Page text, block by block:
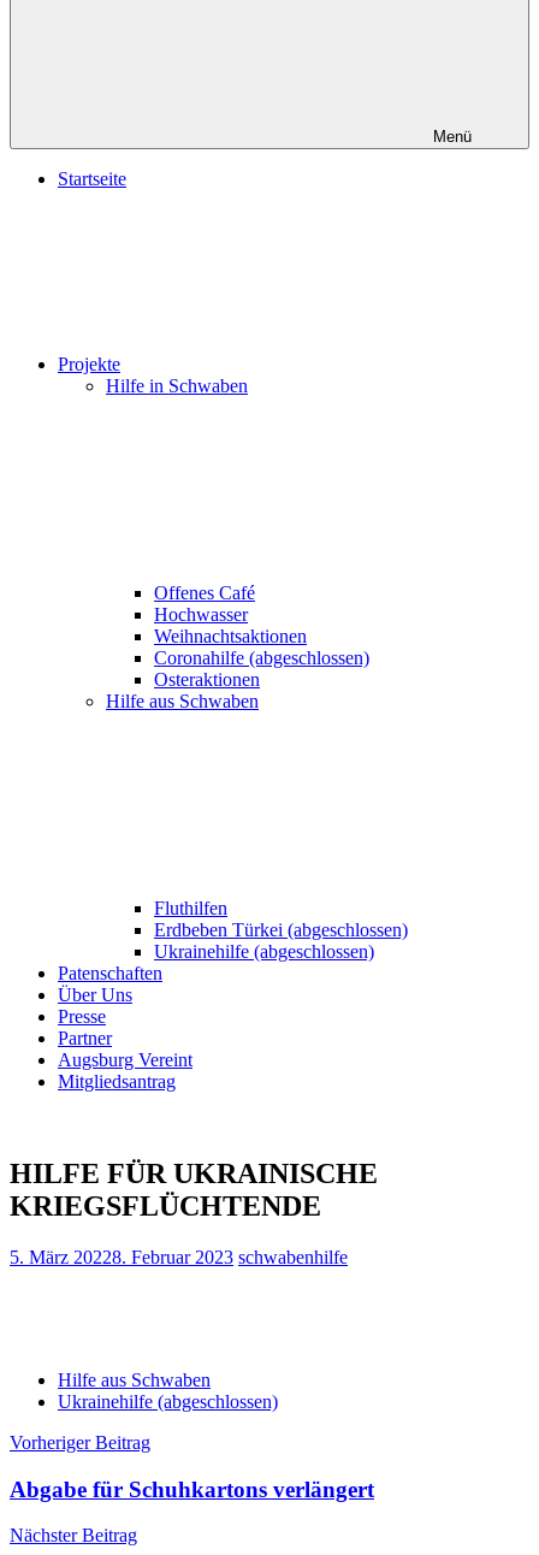
Menü
Startseite
Projekte
Hilfe in Schwaben
Offenes Café
Hochwasser
Weihnachtsaktionen
Coronahilfe (abgeschlossen)
Osteraktionen
Hilfe aus Schwaben
Fluthilfen
Erdbeben Türkei (abgeschlossen)
Ukrainehilfe (abgeschlossen)
Patenschaften
Über Uns
Presse
Partner
Augsburg Vereint
Mitgliedsantrag
HILFE FÜR UKRAINISCHE
KRIEGSFLÜCHTENDE
5. März 20228. Februar 2023 schwabenhilfe
Hilfe aus Schwaben
Ukrainehilfe (abgeschlossen)
Beitragsnavigation
Vorheriger Beitrag
Abgabe für Schuhkartons verlängert
Nächster Beitrag